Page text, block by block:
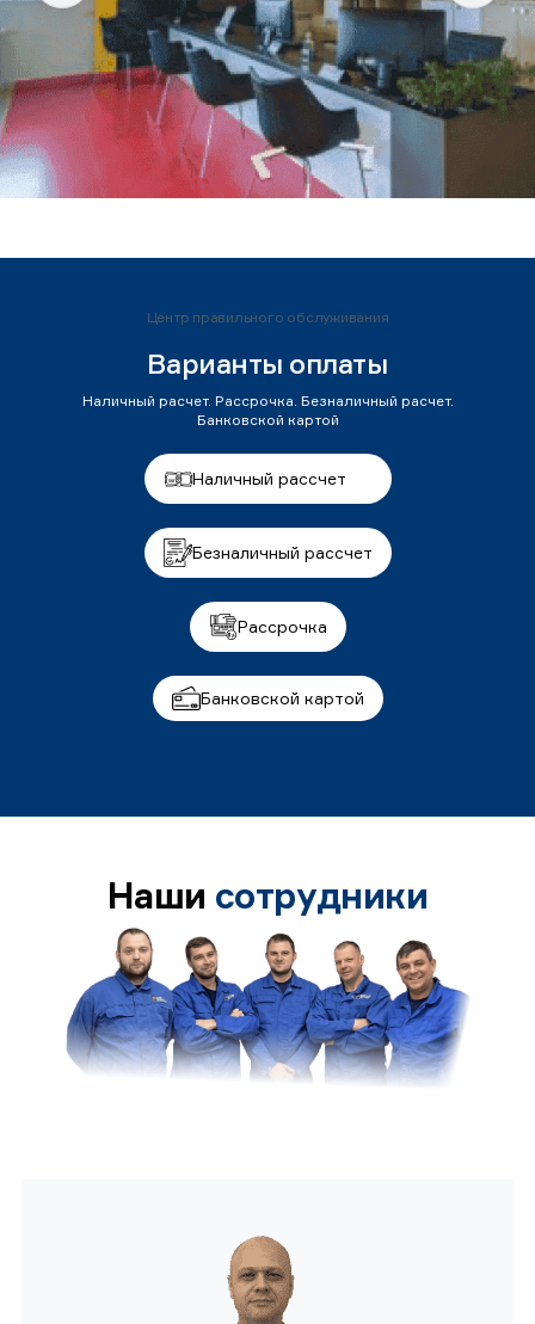
Центр правильного обслуживания
Варианты оплаты
Наличный расчет. Рассрочка. Безналичный расчет.
Банковской картой
Наличный рассчет
Безналичный рассчет
Рассрочка
Банковской картой
Наши сотрудники